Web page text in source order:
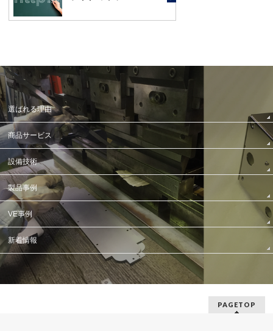
選ばれる理由
商品サービス
設備技術
製品事例
VE事例
新着情報
PAGETOP